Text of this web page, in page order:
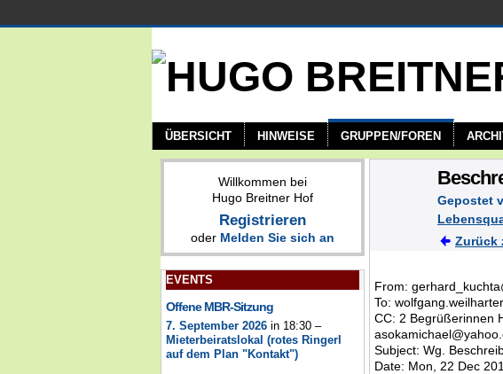
ÜBERSICHT HINWEISE GRUPPEN/FOREN
Willkommen bei
Hugo Breitner Hof
Registrieren
oder Melden Sie sich an
EVENTS
Offene MBR-Sitzung
7. September 2026 in 18:30 –
Mieterbeiratslokal (rotes Ringerl
auf dem Plan "Kontakt")
Gepostet
Zurück
From:
To:
CC: 2 Begrüßerinnen
Subject: Wg.
Date: Mon, 22 Dec